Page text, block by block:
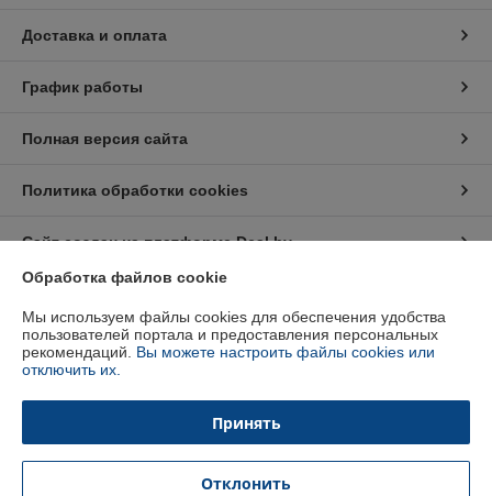
Доставка и оплата
График работы
Полная версия сайта
Политика обработки cookies
Сайт создан на платформе Deal.by
Информация для покупателя
Юридическое лицо:ООО "Конференция"
220013, г. Минск, ул. Б. Хмельницкого, 8-010
Регистрационный номер ЕГР: 192751654
Регистрационный орган: Мингорисполком
Обработка файлов cookie
Мы используем файлы cookies для обеспечения удобства
пользователей портала и предоставления персональных
рекомендаций. Вы можете настроить файлы cookies или
отключить их.
Принять
Отклонить